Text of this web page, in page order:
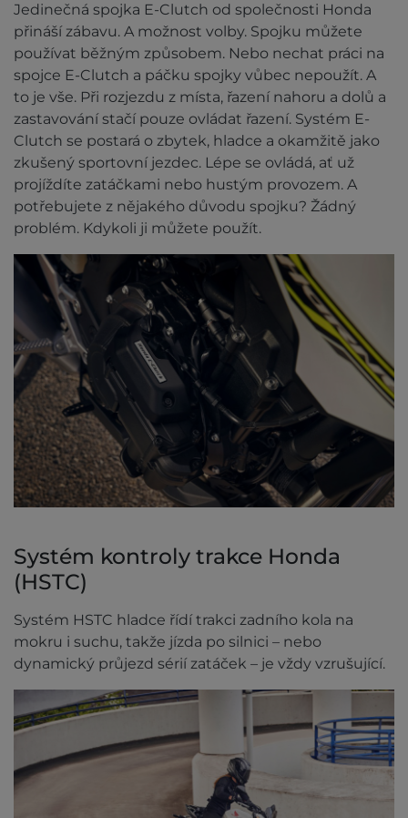
Jedinečná spojka E-Clutch od společnosti Honda
přináší zábavu. A možnost volby. Spojku můžete
používat běžným způsobem. Nebo nechat práci na
spojce E-Clutch a páčku spojky vůbec nepoužít. A
to je vše. Při rozjezdu z místa, řazení nahoru a dolů a
zastavování stačí pouze ovládat řazení. Systém E-
Clutch se postará o zbytek, hladce a okamžitě jako
zkušený sportovní jezdec. Lépe se ovládá, ať už
projíždíte zatáčkami nebo hustým provozem. A
potřebujete z nějakého důvodu spojku? Žádný
problém. Kdykoli ji můžete použít.
Systém kontroly trakce Honda
(HSTC)
Systém HSTC hladce řídí trakci zadního kola na
mokru i suchu, takže jízda po silnici – nebo
dynamický průjezd sérií zatáček – je vždy vzrušující.